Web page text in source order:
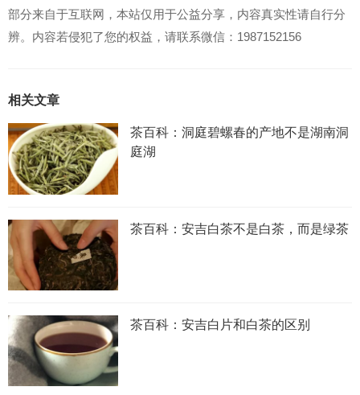
部分来自于互联网，本站仅用于公益分享，内容真实性请自行分
辨。内容若侵犯了您的权益，请联系微信：1987152156
相关文章
茶百科：洞庭碧螺春的产地不是湖南洞
庭湖
茶百科：安吉白茶不是白茶，而是绿茶
茶百科：安吉白片和白茶的区别